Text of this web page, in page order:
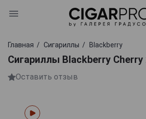
Главная Сигариллы Blackberry
Сигариллы Blackberry
Оставить отзыв